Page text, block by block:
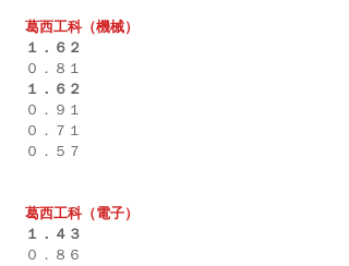
葛西工科（機械）
１．６２
０．８１
１．６２
０．９１
０．７１
０．５７
葛西工科（電子）
１．４３
０．８６